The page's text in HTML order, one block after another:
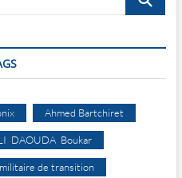
Ahmed Bartchiret
DAOUDA Boukar
de transition